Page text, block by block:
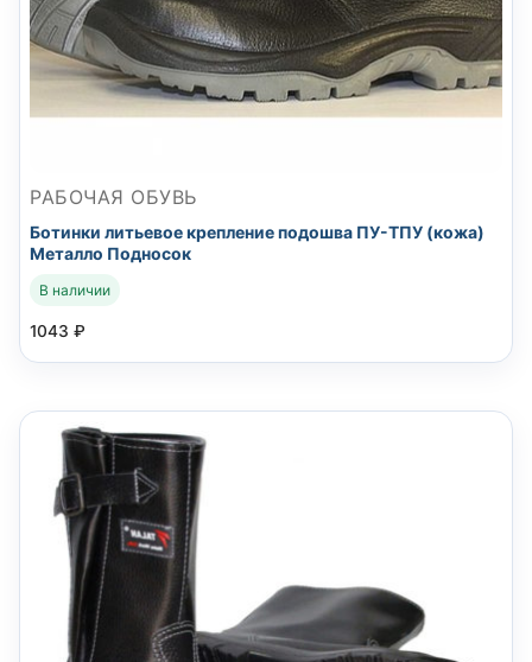
РАБОЧАЯ ОБУВЬ
Ботинки литьевое крепление подошва ПУ-ТПУ (кожа)
Металло Подносок
В наличии
1043 ₽